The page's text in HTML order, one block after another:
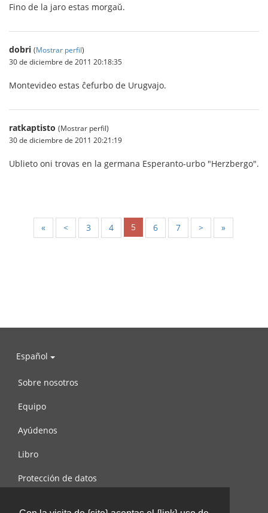
Fino de la jaro estas morgaŭ.
dobri (Mostrar perfil)
30 de diciembre de 2011 20:18:35
Montevideo estas ĉefurbo de Urugvajo.
ratkaptisto (Mostrar perfil)
30 de diciembre de 2011 20:21:19
Ublieto oni trovas en la germana Esperanto-urbo "Herzbergo".
« < 3 4 5 6 7 > »
Español
Sobre nosotros
Equipo
Ayúdenos
Libro
Protección de datos